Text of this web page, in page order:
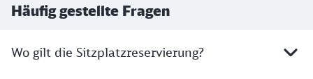
Häufig gestellte Fragen
Wo gilt die Sitzplatzreservierung?